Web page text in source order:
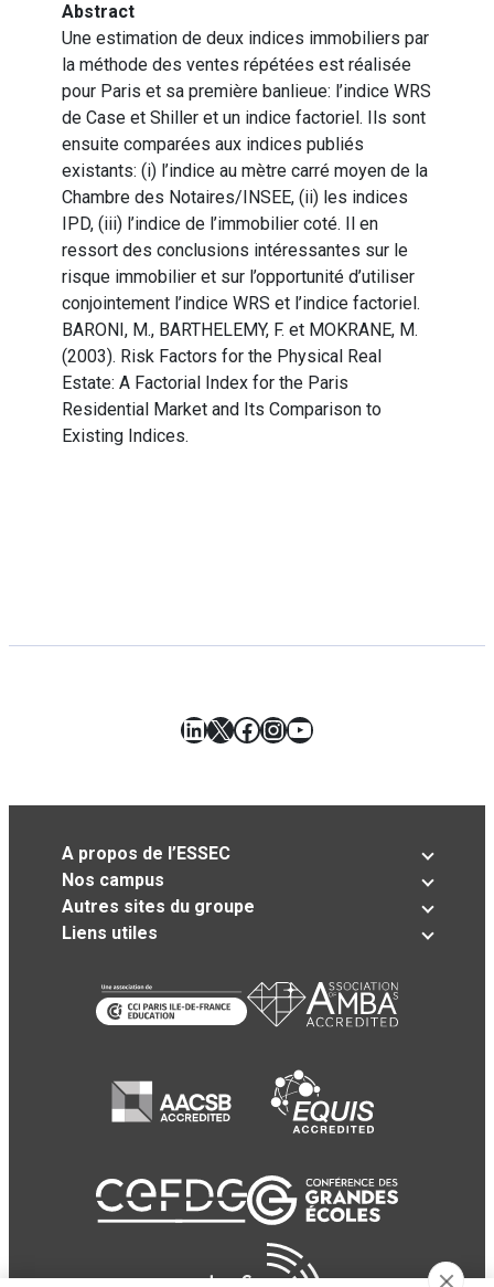
Abstract
Une estimation de deux indices immobiliers par
la méthode des ventes répétées est réalisée
pour Paris et sa première banlieue: l’indice WRS
de Case et Shiller et un indice factoriel. Ils sont
ensuite comparées aux indices publiés
existants: (i) l’indice au mètre carré moyen de la
Chambre des Notaires/INSEE, (ii) les indices
IPD, (iii) l’indice de l’immobilier coté. Il en
ressort des conclusions intéressantes sur le
risque immobilier et sur l’opportunité d’utiliser
conjointement l’indice WRS et l’indice factoriel.
BARONI, M., BARTHELEMY, F. et MOKRANE, M.
(2003). Risk Factors for the Physical Real
Estate: A Factorial Index for the Paris
Residential Market and Its Comparison to
Existing Indices.
LinkedIn
X Facebook
Instagram
YouTube
A propos de l’ESSEC
Nos campus
Autres sites du groupe
Liens utiles